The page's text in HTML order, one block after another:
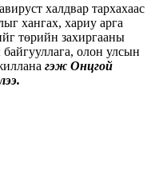
халдвар тархахаас
хангах, хариу арга
төрийн захиргааны
олон улсын
гэж Онцгой